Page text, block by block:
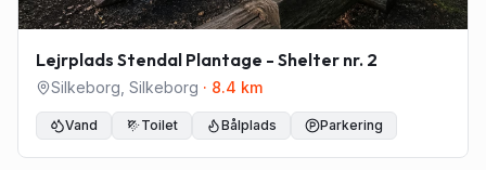
Lejrplads Stendal Plantage - Shelter nr. 2
Silkeborg Silkeborg · 8.4 km
Vand Toilet Bålplads Parkering